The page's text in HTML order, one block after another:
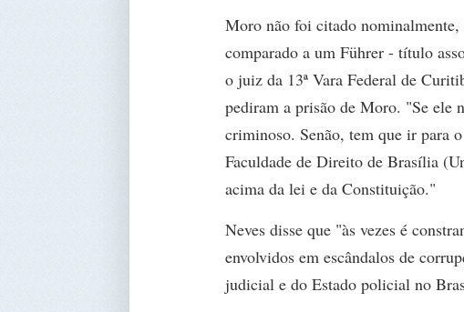
Moro não foi citado
comparado a um Führer - título
o juiz da 13ª Vara Federal de
pediram a prisão de Moro. "Se ele
criminoso. Senão, tem que ir para
Faculdade de Direito de Brasília
acima da lei e da Constituição."
Neves disse que "às vezes é
envolvidos em escândalos de
judicial e do Estado policial no